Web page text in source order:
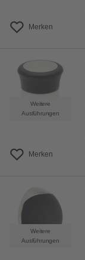
Merken
Weitere
Ausführungen
Merken
Weitere
Ausführungen